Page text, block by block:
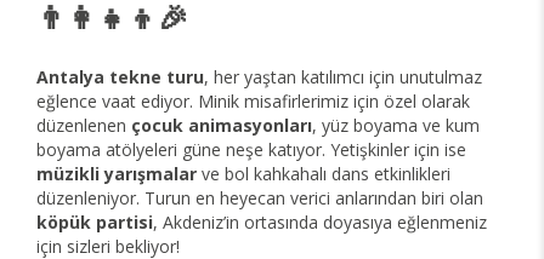
👨‍👩‍👧‍👦🎉
Antalya tekne turu, her yaştan katılımcı için unutulmaz
eğlence vaat ediyor. Minik misafirlerimiz için özel olarak
düzenlenen çocuk animasyonları, yüz boyama ve kum
boyama atölyeleri güne neşe katıyor. Yetişkinler için ise
müzikli yarışmalar ve bol kahkahalı dans etkinlikleri
düzenleniyor. Turun en heyecan verici anlarından biri olan
köpük partisi, Akdeniz’in ortasında doyasıya eğlenmeniz
için sizleri bekliyor!